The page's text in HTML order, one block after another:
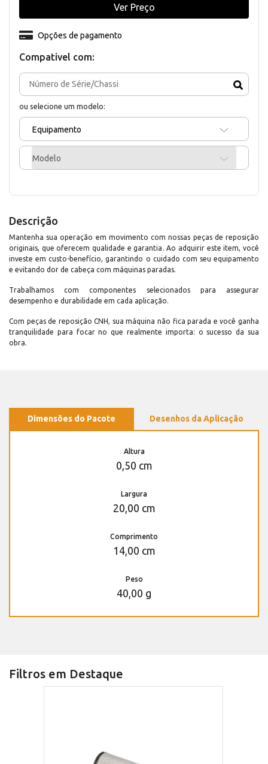
Compativel com:
ou selecione um modelo:
Equipamento
Modelo
Opções de pagamento
Ver Preço
Descrição
Mantenha sua operação em movimento com nossas peças de reposição
originais, que oferecem qualidade e garantia. Ao adquirir este item, você
investe em custo-benefício, garantindo o cuidado com seu equipamento
e evitando dor de cabeça com máquinas paradas.
Trabalhamos com componentes selecionados para assegurar
desempenho e durabilidade em cada aplicação.
Com peças de reposição CNH, sua máquina não fica parada e você ganha
tranquilidade para focar no que realmente importa: o sucesso da sua
obra.
Dimensões do Pacote Desenhos da Aplicação
Altura
0,50 cm
Largura
20,00 cm
Comprimento
14,00 cm
Peso
40,00 g
Filtros em Destaque